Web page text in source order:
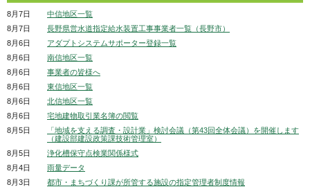
8月7日
中信地区一覧
8月7日
長野県営水道指定給水装置工事事業者一覧（長野市）
8月6日
アダプトシステムサポーター登録一覧
8月6日
南信地区一覧
8月6日
事業者の皆様へ
8月6日
東信地区一覧
8月6日
北信地区一覧
8月6日
宅地建物取引業名簿の閲覧
8月5日
「地域を支える調査・設計業」検討会議（第43回全体会議）を開催します
（建設部建設政策課技術管理室）
8月5日
浄化槽保守点検業関係様式
8月4日
雨量データ
8月3日
都市・まちづくり課が所管する施設の指定管理者制度情報